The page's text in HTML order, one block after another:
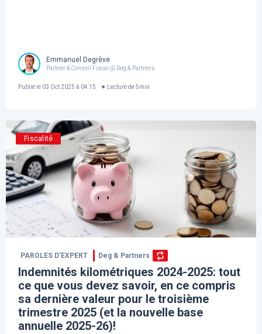
Emmanuel Degrève
Partner & Conseil Fiscal @ Deg & Partners
Publié le 03 Oct 2025 à 04:15 Lecture de 5min
Fiscalité
PAROLES D’EXPERT Deg & Partners
Indemnités kilométriques 2024-2025: tout
ce que vous devez savoir, en ce compris
sa dernière valeur pour le troisième
trimestre 2025 (et la nouvelle base
annuelle 2025-26)!